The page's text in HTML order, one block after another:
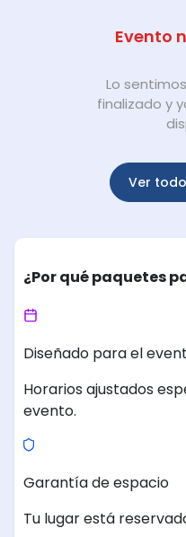
Evento
Lo
finalizado y
Ver
¿Por qué paquetes
Diseñado para el
Horarios ajustados
evento.
Garantía de espacio
Tu lugar está